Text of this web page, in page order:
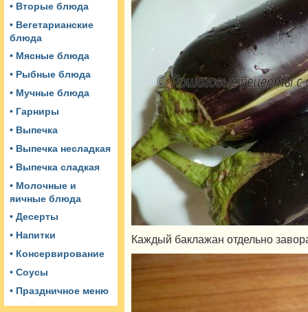
• Вторые блюда
• Вегетарианские
блюда
• Мясные блюда
• Рыбные блюда
• Мучные блюда
• Гарниры
• Выпечка
• Выпечка несладкая
• Выпечка сладкая
• Молочные и
яичные блюда
• Десерты
• Напитки
• Консервирование
• Соусы
• Праздничное меню
Каждый баклажан отдельно